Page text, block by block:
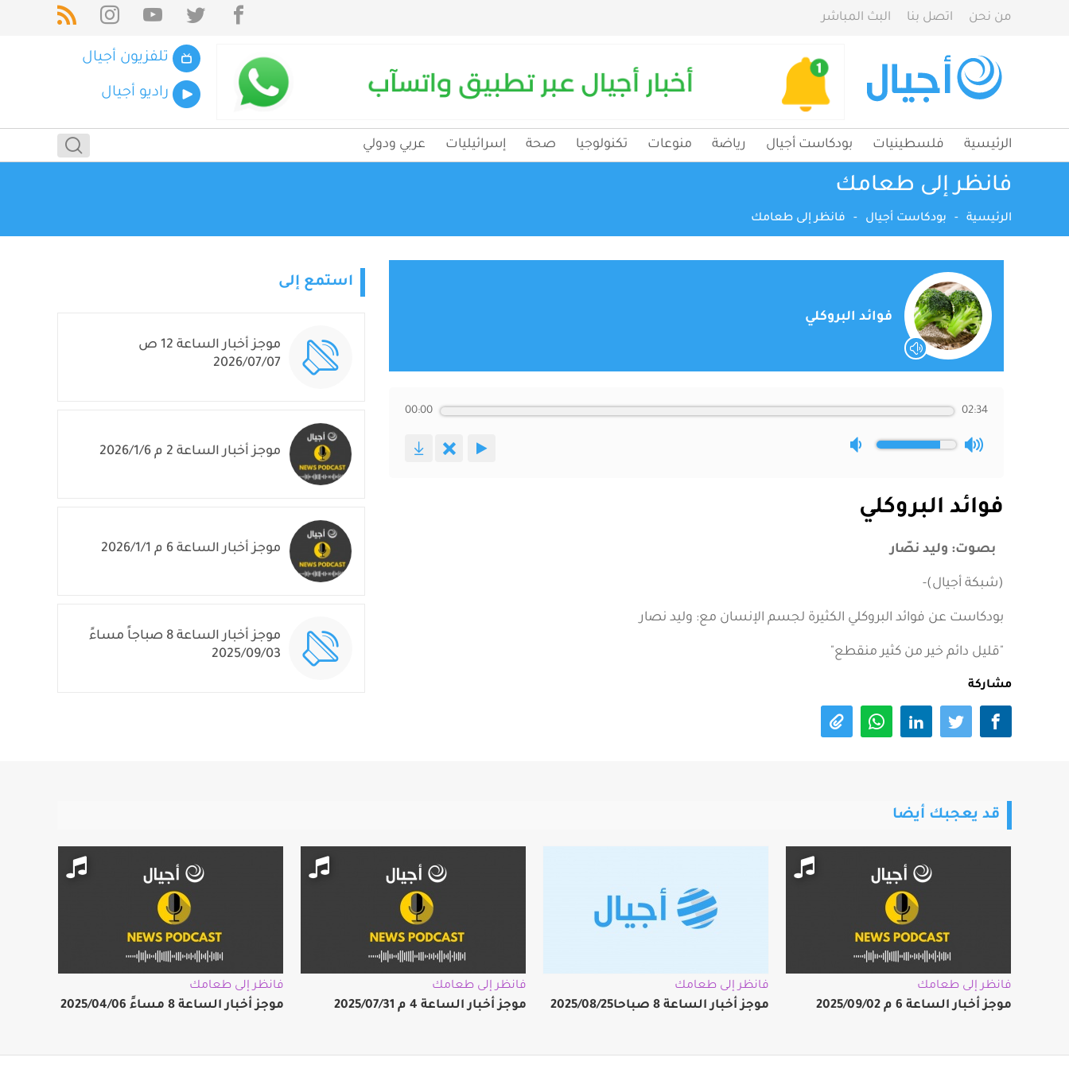
من نحن اتصل بنا البث المباشر
تلفزيون أجيال
راديو أجيال
الرئيسية فلسطينيات بودكاست أجيال رياضة منوعات تكنولوجيا صحة إسرائيليات عربي ودولي
فانظر إلى طعامك
الرئيسية - بودكاست أجيال - فانظر إلى طعامك
فوائد البروكلي
00:00 02:34
فوائد البروكلي
بصوت: وليد نصّار
(شبكة أجيال)-
بودكاست عن فوائد البروكلي الكثيرة لجسم الإنسان مع: وليد نصار
"قليل دائم خير من كثير منقطع"
مشاركة
استمع إلى
موجز أخبار الساعة 12 ص
2026/07/07
موجز أخبار الساعة 2 م 2026/1/6
موجز أخبار الساعة 6 م 2026/1/1
موجز أخبار الساعة 8 صباجاً مساءً
2025/09/03
قد يعجبك أيضا
فانظر إلى طعامك
موجز أخبار الساعة 6 م 2025/09/02
فانظر إلى طعامك
موجز أخبار الساعة 8 صباحا2025/08/25
فانظر إلى طعامك
موجز أخبار الساعة 4 م 2025/07/31
فانظر إلى طعامك
موجز أخبار الساعة 8 مساءً 2025/04/06